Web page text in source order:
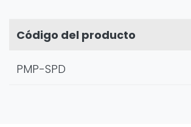
Código del producto
PMP-SPD